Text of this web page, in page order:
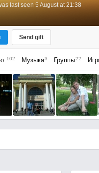
last seen 5 August at 21:38
Send gift
102 Музыка3 Группы22